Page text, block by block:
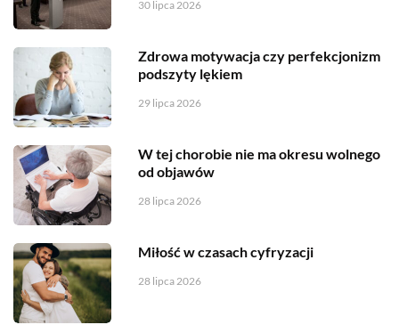
30 lipca 2026
Zdrowa motywacja czy perfekcjonizm
podszyty lękiem
29 lipca 2026
W tej chorobie nie ma okresu wolnego
od objawów
28 lipca 2026
Miłość w czasach cyfryzacji
28 lipca 2026